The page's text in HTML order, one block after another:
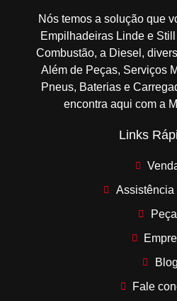
Nós temos a solução que
Empilhadeiras Linde e
Combustão, a Diesel,
Além de Peças, Serviços
Pneus, Baterias e
encontra aqui com a
Links
Assistência
Blog
Fale